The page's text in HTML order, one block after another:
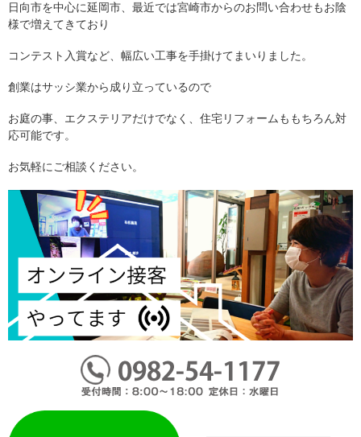
日向市を中心に延岡市、最近では宮崎市からのお問い合わせもお陰
様で増えてきており
コンテスト入賞など、幅広い工事を手掛けてまいりました。
創業はサッシ業から成り立っているので
お庭の事、エクステリアだけでなく、住宅リフォームももちろん対
応可能です。
お気軽にご相談ください。